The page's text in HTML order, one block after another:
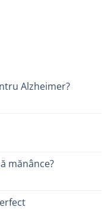
Alzheimer?
mănânce?